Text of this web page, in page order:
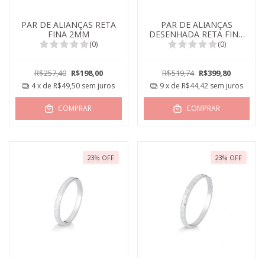
PAR DE ALIANÇAS RETA
FINA 2MM
(0)
R$257,40 R$198,00
4x de R$49,50 sem juros
COMPRAR
PAR DE ALIANÇAS
DESENHADA RETA FINA
2MM
(0)
R$519,74 R$399,80
9x de R$44,42 sem juros
COMPRAR
23% OFF 23% OFF